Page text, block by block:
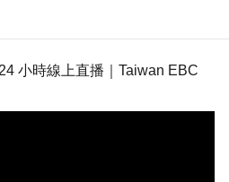
小時線上直播｜Taiwan EBC